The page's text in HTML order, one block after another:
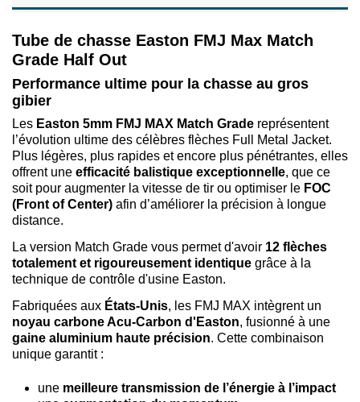
Tube de chasse Easton FMJ Max Match
Grade Half Out
Performance ultime pour la chasse au gros
gibier
Les Easton 5mm FMJ MAX Match Grade représentent
l’évolution ultime des célèbres flèches Full Metal Jacket.
Plus légères, plus rapides et encore plus pénétrantes, elles
offrent une efficacité balistique exceptionnelle, que ce
soit pour augmenter la vitesse de tir ou optimiser le FOC
(Front of Center) afin d’améliorer la précision à longue
distance.
La version Match Grade vous permet d'avoir 12 flèches
totalement et rigoureusement identique grâce à la
technique de contrôle d'usine Easton.
Fabriquées aux États-Unis, les FMJ MAX intègrent un
noyau carbone Acu-Carbon d'Easton, fusionné à une
gaine aluminium haute précision. Cette combinaison
unique garantit :
une meilleure transmission de l’énergie à l’impact